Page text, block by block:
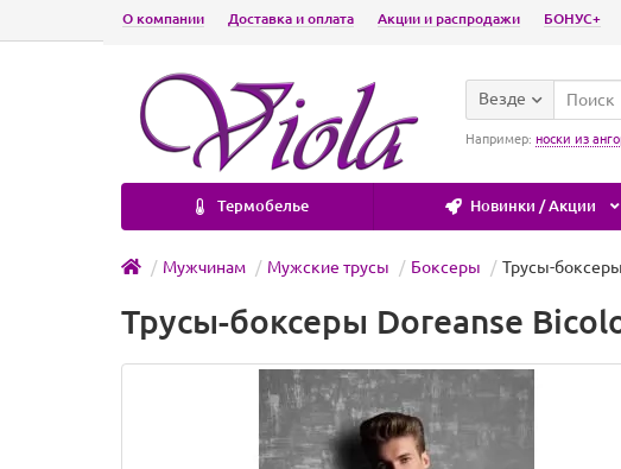
О компании Доставка и оплата Акции и распродажи БОНУС+
Везде
Например: носки из
Термобелье Новинки / Акции
Мужчинам Мужские трусы Боксеры Трусы-
Трусы-боксеры Doreanse